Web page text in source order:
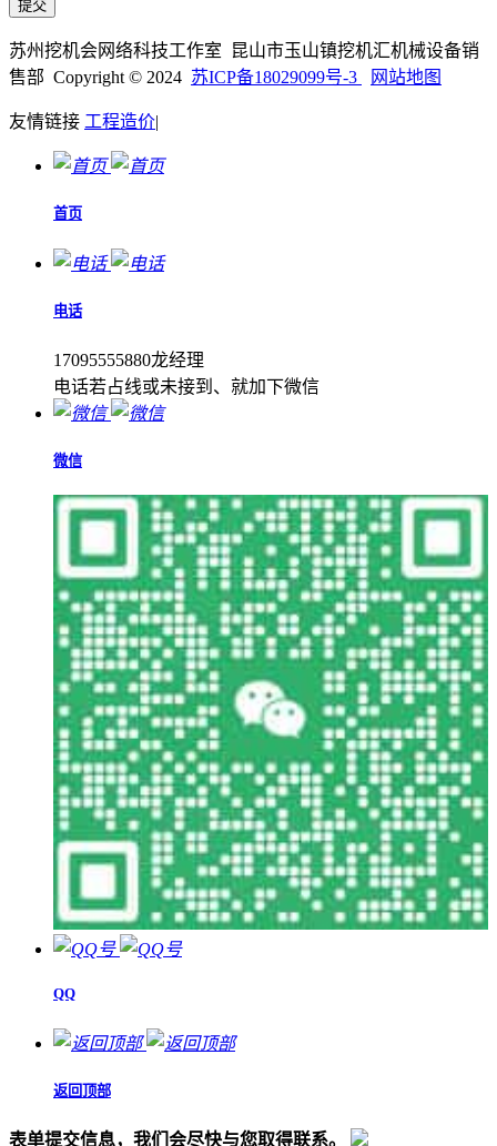
苏州挖机会网络科技工作室 昆山市玉山镇挖机汇机械设备销
售部 Copyright © 2024 苏ICP备18029099号-3 网站地图
友情链接 工程造价|
首页
电话
17095555880龙经理
电话若占线或未接到、就加下微信
微信
QQ
返回顶部
表单提交信息，我们会尽快与您取得联系。